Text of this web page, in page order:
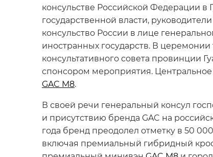
консульстве Российской Федерации
государственной власти,
консульство России в лице
иностранных государств. В
консультативного совета провинции
спонсором мероприятия.
GAC M8.
В своей речи генеральный консул
и присутствию бренда GAC на
года бренд преодолел отметку в 50
включая премиальный гибридный